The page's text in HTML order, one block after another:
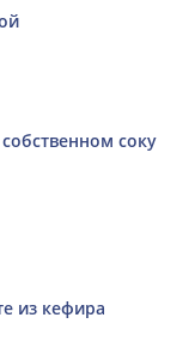
соку
из кефира